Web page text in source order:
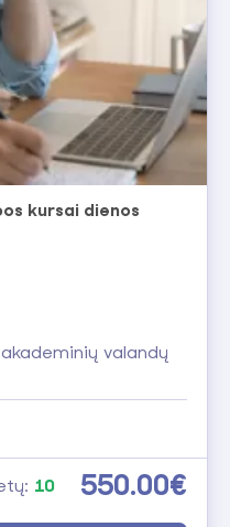
kursai dienos
valandų
550.00€
10